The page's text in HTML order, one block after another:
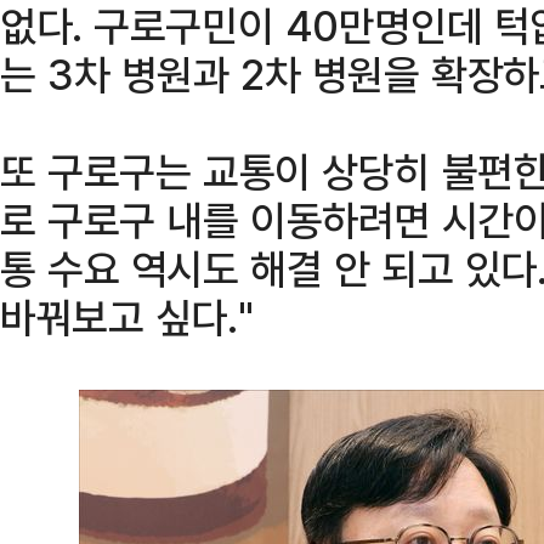
없다. 구로구민이 40만명인데
는 3차 병원과 2차 병원을 확장
또 구로구는 교통이 상당히 불편
로 구로구 내를 이동하려면 시간
통 수요 역시도 해결 안 되고 있
바꿔보고 싶다."